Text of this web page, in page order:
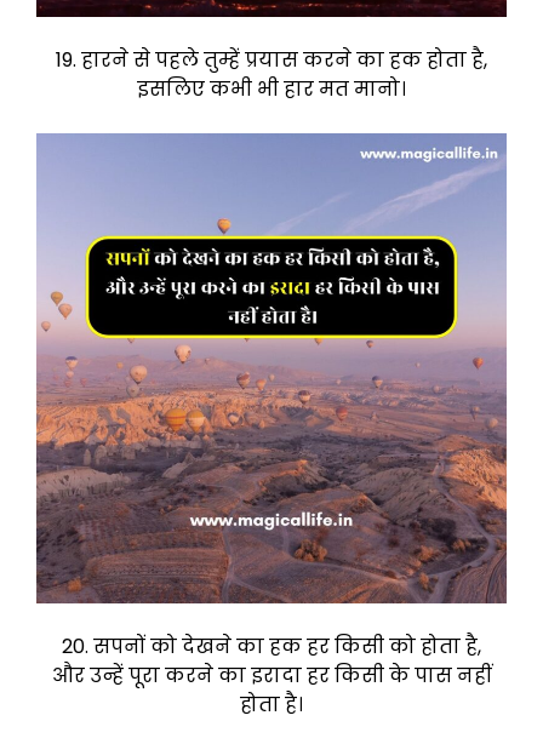
19. हारने से पहले तुम्हें प्रयास करने का हक होता है,
इसलिए कभी भी हार मत मानो।
20. सपनों को देखने का हक हर किसी को होता है,
और उन्हें पूरा करने का इरादा हर किसी के पास नहीं
होता है।